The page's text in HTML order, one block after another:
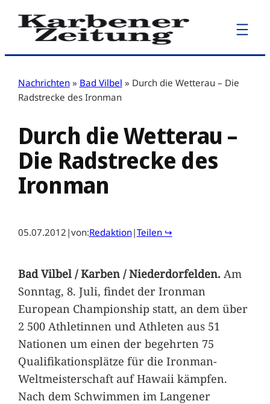
Zum
Inhalt
Nachrichten » Bad Vilbel » Durch die Wetterau – Die
Radstrecke des Ironman
Durch die Wetterau –
Die Radstrecke des
Ironman
05.07.2012 |von:Redaktion|Teilen ↪
Bad Vilbel / Karben / Niederdorfelden.Am
Sonntag, 8. Juli, findet der Ironman
European Championship statt, an dem über
2 500 Athletinnen und Athleten aus 51
Nationen um einen der begehrten 75
Qualifikationsplätze für die Ironman-
Weltmeisterschaft auf Hawaii kämpfen.
Nach dem Schwimmen im Langener